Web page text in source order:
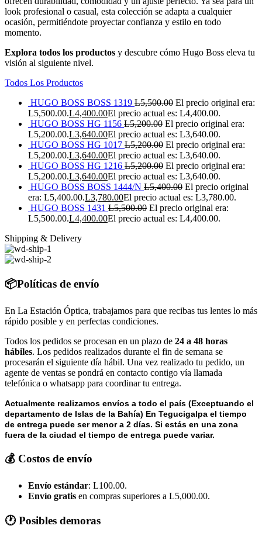
look profesional o casual, esta colección se adapta a cualquier
ocasión, permitiéndote proyectar confianza y estilo en todo
momento.
Explora todos los productos y descubre cómo Hugo Boss eleva tu
visión al siguiente nivel.
Todos Los Productos
HUGO BOSS BOSS 1319 L5,500.00 El precio original era:
L5,500.00.L4,400.00El precio actual es: L4,400.00.
HUGO BOSS HG 1156 L5,200.00 El precio original era:
L5,200.00.L3,640.00El precio actual es: L3,640.00.
HUGO BOSS HG 1017 L5,200.00 El precio original era:
L5,200.00.L3,640.00El precio actual es: L3,640.00.
HUGO BOSS HG 1216 L5,200.00 El precio original era:
L5,200.00.L3,640.00El precio actual es: L3,640.00.
HUGO BOSS BOSS 1444/N L5,400.00 El precio original
era: L5,400.00.L3,780.00El precio actual es: L3,780.00.
HUGO BOSS 1431 L5,500.00 El precio original era:
L5,500.00.L4,400.00El precio actual es: L4,400.00.
Shipping & Delivery
📦Políticas de envío
En La Estación Óptica, trabajamos para que recibas tus lentes lo más
rápido posible y en perfectas condiciones.
Todos los pedidos se procesan en un plazo de 24 a 48 horas
hábiles. Los pedidos realizados durante el fin de semana se
procesarán el siguiente día hábil. Una vez realizado tu pedido, un
agente de ventas se pondrá en contacto contigo vía llamada
telefónica o whatsapp para coordinar tu entrega.
Actualmente realizamos envíos a todo el país (Exceptuando el
departamento de Islas de la Bahía) En Tegucigalpa el tiempo
de entrega puede ser menor a 2 días. Si estás en una zona
fuera de la ciudad el tiempo de entrega puede variar.
💰 Costos de envío
Envío estándar: L100.00.
Envío gratis en compras superiores a L5,000.00.
🕐 Posibles demoras